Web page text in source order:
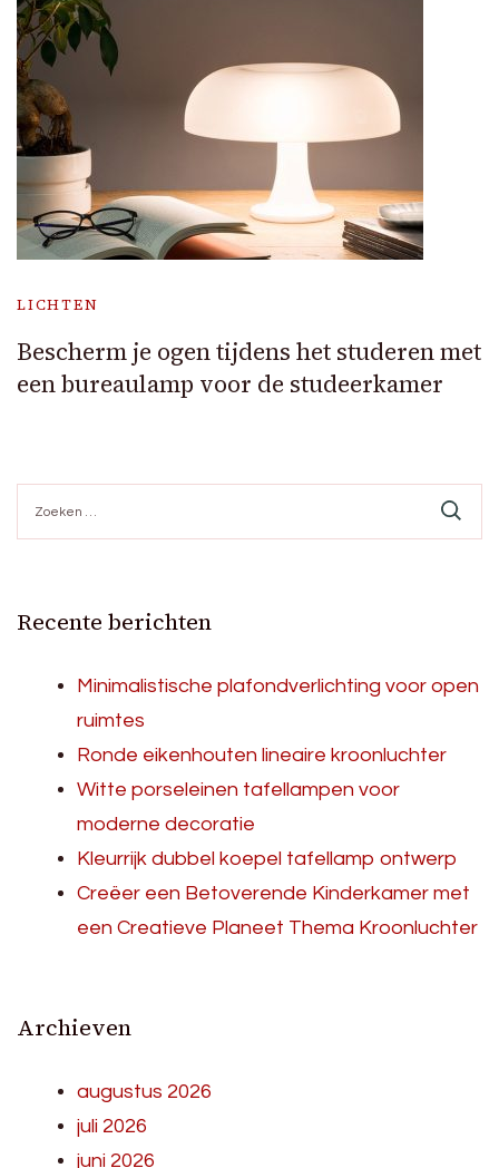
LICHTEN
Bescherm je ogen tijdens het studeren met
een bureaulamp voor de studeerkamer
naar:
Recente berichten
Minimalistische plafondverlichting voor open
ruimtes
Ronde eikenhouten lineaire kroonluchter
Witte porseleinen tafellampen voor
moderne decoratie
Kleurrijk dubbel koepel tafellamp ontwerp
Creëer een Betoverende Kinderkamer met
een Creatieve Planeet Thema Kroonluchter
Archieven
augustus 2026
juli 2026
juni 2026